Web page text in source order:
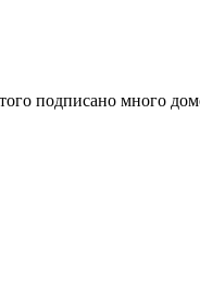
подписано много